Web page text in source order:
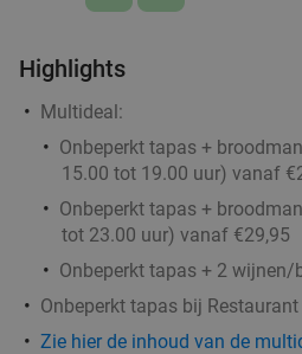
Highlights
Multideal:
Onbeperkt tapas +
15.00 tot 19.00 uur) vanaf
Onbeperkt tapas +
tot 23.00 uur) vanaf €29,95
Onbeperkt tapas + 2 wijnen/
Onbeperkt tapas bij
Zie hier de inhoud van de